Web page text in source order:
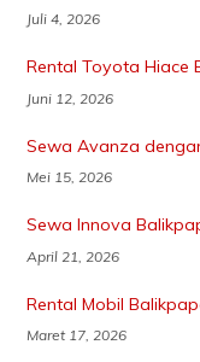
Juli 4, 2026
Rental Toyota Hiace
Juni 12, 2026
Sewa Avanza
Mei 15, 2026
Sewa Innova
April 21, 2026
Rental Mobil
Maret 17, 2026